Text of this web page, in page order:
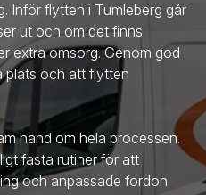
Inför flytten i Tumleberg går
ut och om det finns
extra omsorg. Genom god
plats och att flytten
hand om hela processen.
fasta rutiner för att
och anpassade fordon